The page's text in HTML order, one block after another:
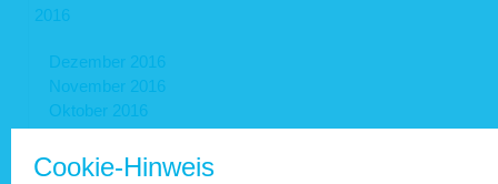
2016
Dezember 2016
November 2016
Oktober 2016
September 2016
August 2016
Cookie-Hinweis